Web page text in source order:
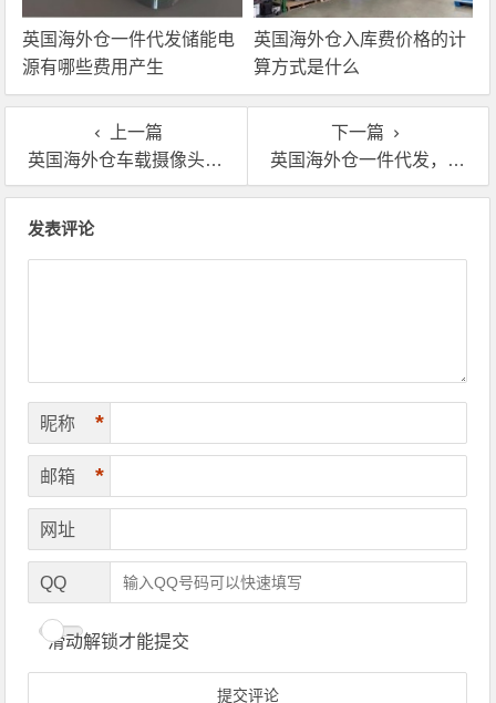
英国海外仓一件代发储能电
源有哪些费用产生
英国海外仓入库费价格的计
算方式是什么
上一篇
英国海外仓车载摄像头一件代发服务介绍
下一篇
英国海外仓一件代发，英国海电商发货
发表评论
昵称 *
邮箱 *
网址
QQ
滑动解锁才能提交